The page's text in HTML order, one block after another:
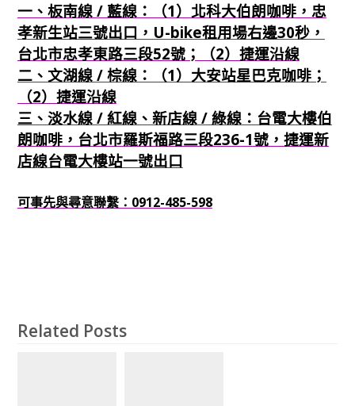
一、板南線 / 藍線：（1）北科大伯朗咖啡，忠
孝新生站三號出口，U-bike租用場右邊30秒，
台北市忠孝東路三段52號；（2）捷運沿線
二、文湖線 / 棕線：（1）大安站星巴克咖啡；
（2）捷運沿線
三、淡水線 / 紅線、新店線 / 綠線：台電大樓伯
朗咖啡，台北市羅斯福路三段236-1號，捷運新
店線台電大樓站一號出口
可事先與尋意聯繫：0912-485-598
Related Posts